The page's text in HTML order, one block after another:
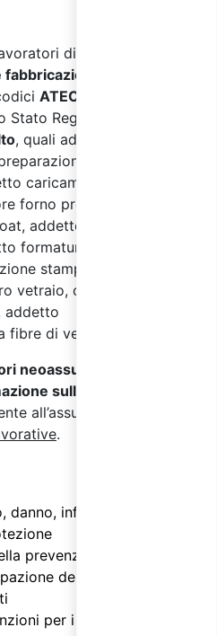
di aziende
vetro e
ATECO 2007 C 23.1
Stato Regioni del
, quali ad esempio:
materie prime
caricamento forno
forno produzione vetro,
addetto stampi
formatura prodotti in
stampi vetro,
vetraio, operatore
addetto
fibre di vetro.
neoassunti
sulla
all’assunzione e
.
danno, infortunio,
prevenzione aziendale e
dei lavoratori e dei
per i vari soggetti